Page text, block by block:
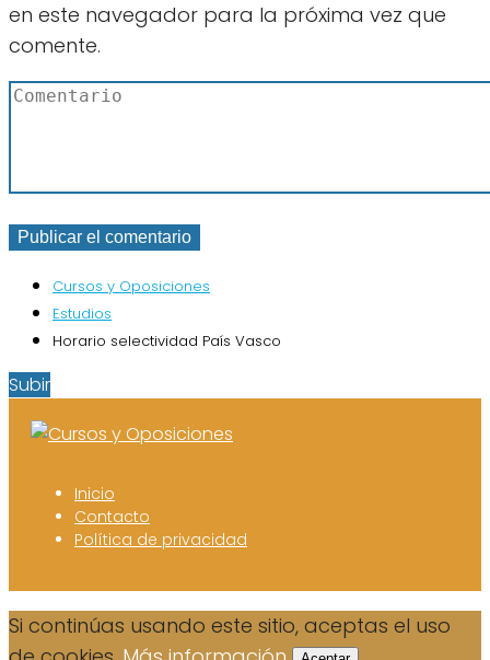
en este navegador para la próxima vez que
comente.
Cursos y Oposiciones
Estudios
Horario selectividad País Vasco
Subir
Inicio
Contacto
Política de privacidad
Si continúas usando este sitio, aceptas el uso